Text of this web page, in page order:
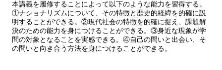
本講義を履修することによって以下のような能力を習得する。
①ナショナリズムについて、その特徴と歴史的経緯を的確に説
明することができる。②現代社会の特徴を的確に捉え、課題解
決のための能力を身につけることができる。③身近な現象が学
問の対象となることを実感できる。④自己の問いと出会い、そ
の問いと向き合う方法を身につけることができる。